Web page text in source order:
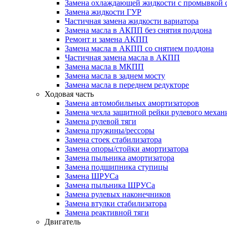
Замена охлаждающей жидкости с промывкой
Замена жидкости ГУР
Частичная замена жидкости вариатора
Замена масла в АКПП без снятия поддона
Ремонт и замена АКПП
Замена масла в АКПП со снятием поддона
Частичная замена масла в АКПП
Замена масла в МКПП
Замена масла в заднем мосту
Замена масла в переднем редукторе
Ходовая часть
Замена автомобильных амортизаторов
Замена чехла защитной рейки рулевого
Замена рулевой тяги
Замена пружины/рессоры
Замена стоек стабилизатора
Замена опоры/стойки амортизатора
Замена пыльника амортизатора
Замена подшипника ступицы
Замена ШРУСа
Замена пыльника ШРУСа
Замена рулевых наконечников
Замена втулки стабилизатора
Замена реактивной тяги
Двигатель